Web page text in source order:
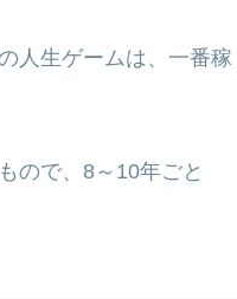
人生ゲームは、一番稼
ので、8～10年ごと